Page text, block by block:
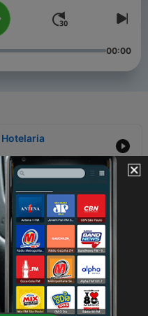
00:00
Nossos Convidados
online com
hoteleira com